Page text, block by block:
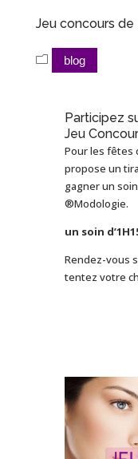
Jeu concours de
blog
Participez
Jeu
Pour les fêtes
propose un
gagner un
®Modologie.
un soin
Rendez-vous
tentez votre